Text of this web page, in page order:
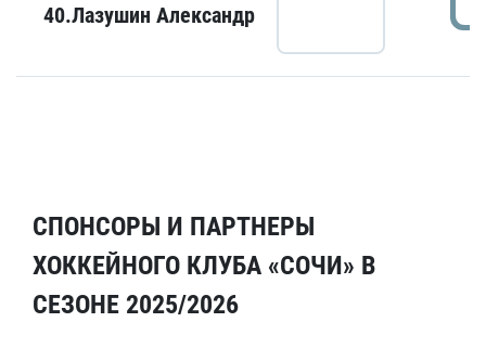
40.Лазушин Александр
СПОНСОРЫ И ПАРТНЕРЫ
ХОККЕЙНОГО КЛУБА «СОЧИ» В
СЕЗОНЕ 2025/2026